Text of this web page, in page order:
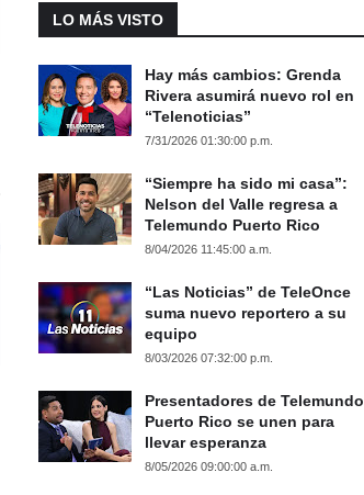
LO MÁS VISTO
Hay más cambios: Grenda
Rivera asumirá nuevo rol en
“Telenoticias”
7/31/2026 01:30:00 p.m.
“Siempre ha sido mi casa”:
Nelson del Valle regresa a
Telemundo Puerto Rico
8/04/2026 11:45:00 a.m.
“Las Noticias” de TeleOnce
suma nuevo reportero a su
equipo
8/03/2026 07:32:00 p.m.
Presentadores de Telemundo
Puerto Rico se unen para
llevar esperanza
8/05/2026 09:00:00 a.m.